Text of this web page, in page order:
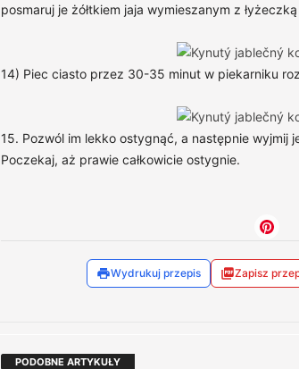
posmaruj je żółtkiem jaja wymieszanym z
14) Piec ciasto przez 30-35 minut w piekarniku
15. Pozwól im lekko ostygnąć, a następnie wyjmij
Poczekaj, aż prawie całkowicie ostygnie.
Wydrukuj przepis Zapisz
PODOBNE ARTYKUŁY